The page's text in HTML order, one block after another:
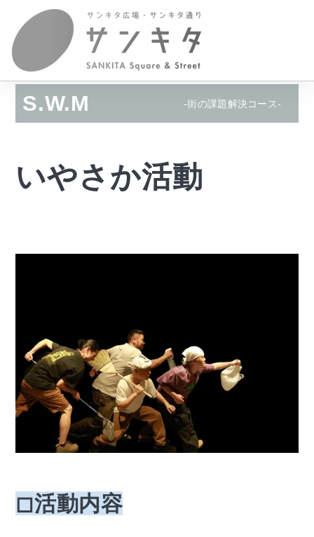
S.W.M -街の課題解決コース-
いやさか活動
◻︎活動内容